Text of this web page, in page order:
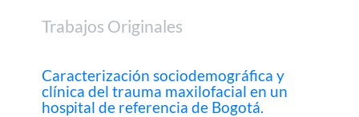
Trabajos Originales
Caracterización sociodemográfica y
clínica del trauma maxilofacial en un
hospital de referencia de Bogotá.